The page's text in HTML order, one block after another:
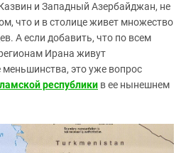
и Западный Азербайджан, не
что и в столице живет множество
А если добавить, что по всем
Ирана живут
это уже вопрос
республики в ее нынешнем